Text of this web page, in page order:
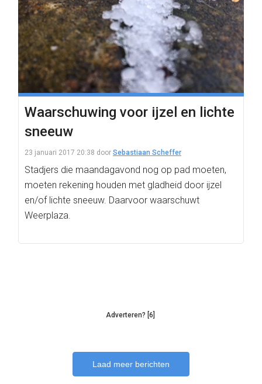
Waarschuwing voor ijzel en lichte
sneeuw
23 januari 2017 20:38 door Sebastiaan Scheffer
Stadjers die maandagavond nog op pad moeten,
moeten rekening houden met gladheid door ijzel
en/of lichte sneeuw. Daarvoor waarschuwt
Weerplaza.
Adverteren? [6]
Laad meer berichten